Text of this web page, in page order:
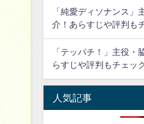
「純愛ディソナンス」
介！あらすじや評判も
「テッパチ！」主役・
らすじや評判もチェッ
人気記事